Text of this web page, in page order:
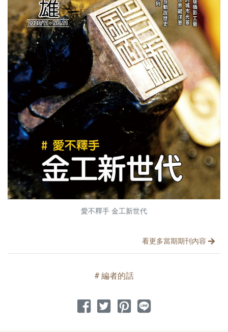
愛不釋手 金工新世代
看更多當期期刊內容
文章分類
編者的話
分享文章
分享到 Facebook
分享到 Twitter
分享到 Pinterest
分享到 Line